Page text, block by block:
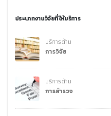
ประเภทงานวิจัยที่ให้บริการ
บริการด้าน
การวิจัย
บริการด้าน
การสำรวจ